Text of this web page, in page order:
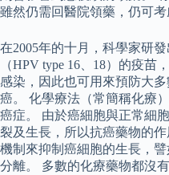
雖然仍需回醫院領藥，仍可考
在2005年的十月，科學家研
（HPV type 16、18）的疫
感染，因此也可用來預防大
癌。 化學療法（常簡稱化療
癌症。 由於癌細胞與正常細
裂及生長，所以抗癌藥物的
機制來抑制癌細胞的生長，
分離。 多數的化療藥物都沒